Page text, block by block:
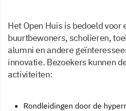
Het Open Huis is bedoeld voor
buurtbewoners, scholieren,
alumni en andere
innovatie. Bezoekers kunnen
activiteiten:
Rondleidingen door de